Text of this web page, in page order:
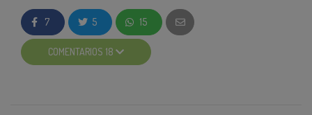
en la zona de participación.
Te devolvemos el dinero: En un plazo de 20
días hábiles, tras la aprobación de tu ticket,
recibirás una transferencia por valor de 0,50€.
7 5 15
COMENTARIOS 18